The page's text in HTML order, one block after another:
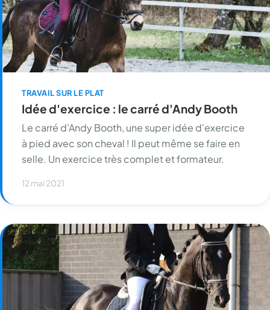
TRAVAIL SUR LE PLAT
Idée d'exercice : le carré d'Andy Booth
Le carré d'Andy Booth, une super idée d'exercice
à pied avec son cheval ! Il peut même se faire en
selle. Un exercice très complet et formateur.
12 mai 2021